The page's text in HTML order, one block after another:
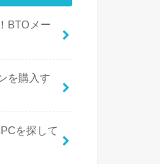
BTOメー
を購入す
を探して